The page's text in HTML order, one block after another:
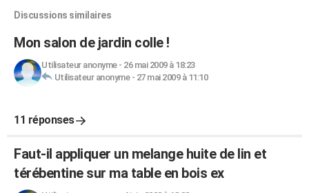
Discussions similaires
Mon salon de jardin colle !
Utilisateur anonyme- 26 mai 2009 à 18:23
Utilisateur anonyme- 27 mai 2009 à 11:10
11 réponses
Faut-il appliquer un melange huite de lin et
térébentine sur ma table en bois ex